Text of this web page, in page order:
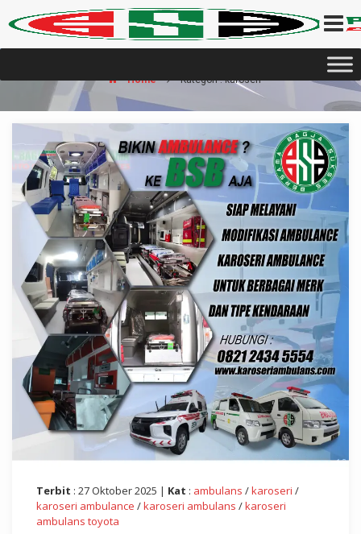
Home Kategori : karoseri
Terbit : 27 Oktober 2025 | Kat : ambulans /karoseri /
karoseri ambulance /karoseri ambulans /karoseri
ambulans toyota